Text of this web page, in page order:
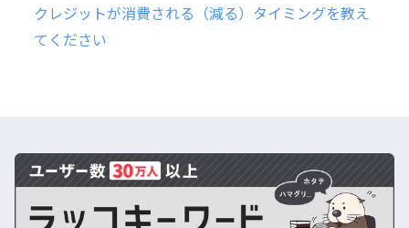
クレジットが消費される（減る）タイミングを教え
てください